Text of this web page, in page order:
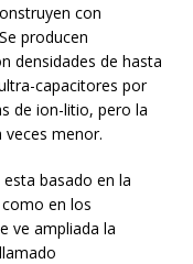
con
producen
densidades de hasta
capacitores por
de ion-litio, pero la
menor.
basado en la
en los
ve ampliada la